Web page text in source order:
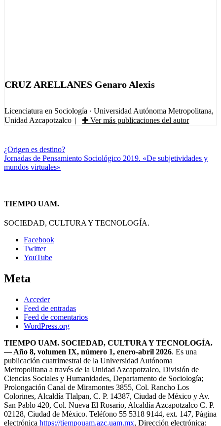
CRUZ ARELLANES Genaro Alexis
Licenciatura en Sociología · Universidad Autónoma Metropolitana,
Unidad Azcapotzalco | ✚ Ver más publicaciones del autor
Navegación
de
¿Origen es destino?
Jornadas de Pensamiento Sociológico 2019. «De subjetividades y
mundos virtuales»
TIEMPO UAM.
SOCIEDAD, CULTURA Y TECNOLOGÍA.
Facebook
Twitter
YouTube
Meta
Acceder
Feed de entradas
Feed de comentarios
WordPress.org
TIEMPO UAM. SOCIEDAD, CULTURA Y TECNOLOGÍA.
— Año 8, volumen IX, número 1, enero-abril 2026. Es una
publicación cuatrimestral de la Universidad Autónoma
Metropolitana a través de la Unidad Azcapotzalco, División de
Ciencias Sociales y Humanidades, Departamento de Sociología;
Prolongación Canal de Miramontes 3855, Col. Rancho Los
Colorines, Alcaldía Tlalpan, C. P. 14387, Ciudad de México y Av.
San Pablo 420, Col. Nueva El Rosario, Alcaldía Azcapotzalco C. P.
02128, Ciudad de México. Teléfono 55 5318 9144, ext. 147, Página
electrónica https://tiempouam.azc.uam.mx, Dirección electrónica: